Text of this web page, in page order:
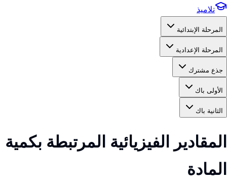
تلاميذ
المرحلة الإبتدائية
المرحلة الإعدادية
جذع مشترك
الأولى باك
الثانية باك
المقادير الفيزيائية المرتبطة بكمية
المادة